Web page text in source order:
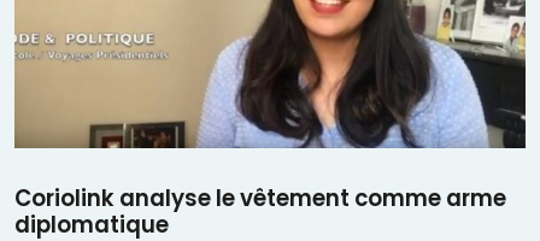
Coriolink analyse le vêtement comme arme
diplomatique